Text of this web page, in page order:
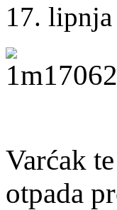
17.
Varćak
otpada